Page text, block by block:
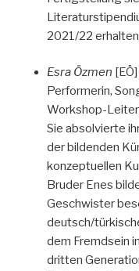
2021/22
Esra Özmen
Performerin,
Workshop-
Sie absolvierte
der bildenden
konzeptuellen
Bruder Enes
Geschwister
deutsch/
dem Fremdsein
dritten